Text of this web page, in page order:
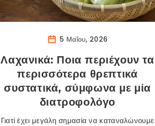
5 Μαΐου, 2026
Λαχανικά: Ποια περιέχουν τα
περισσότερα θρεπτικά
συστατικά, σύμφωνα με μία
διατροφολόγο
Γιατί έχει μεγάλη σημασία να καταναλώνουμε